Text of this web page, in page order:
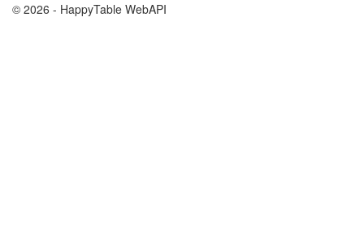
© 2026 - HappyTable WebAPI